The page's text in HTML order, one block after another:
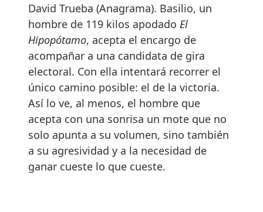
David Trueba (Anagrama). Basilio, un
hombre de 119 kilos apodado El
Hipopótamo, acepta el encargo de
acompañar a una candidata de gira
electoral. Con ella intentará recorrer el
único camino posible: el de la victoria.
Así lo ve, al menos, el hombre que
acepta con una sonrisa un mote que no
solo apunta a su volumen, sino también
a su agresividad y a la necesidad de
ganar cueste lo que cueste.